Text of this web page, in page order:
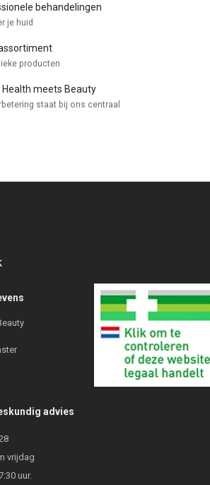
behandelingen
je huid
producten
Health meets Beauty
staat bij ons centraal
advies
vrijdag
uur.